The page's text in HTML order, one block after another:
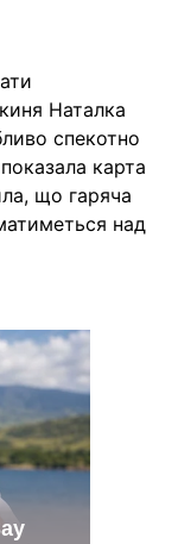
Наталка
спекотно
карта
що гаряча
над